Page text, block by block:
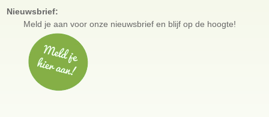
Nieuwsbrief:
Meld je aan vooronze nieuwsbrief en blijf op de hoogte!